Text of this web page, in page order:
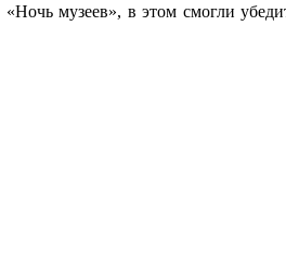
музеев», в этом смогли